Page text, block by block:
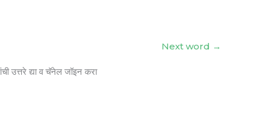
Next word →
उत्तरे द्या व चॅनेल जॉइन करा